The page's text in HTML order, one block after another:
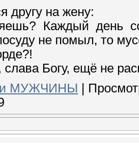
другу на жену:
Каждый день
не помыл, то
Богу, ещё не
МУЖЧИНЫ